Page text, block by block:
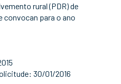
rural (PDR) de
convocan para o ano
30/01/2016